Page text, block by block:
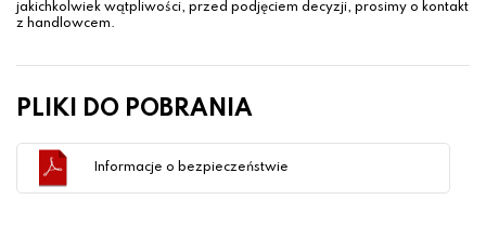
jakichkolwiek wątpliwości, przed podjęciem decyzji, prosimy o kontakt
z handlowcem.
PLIKI DO POBRANIA
Informacje o bezpieczeństwie